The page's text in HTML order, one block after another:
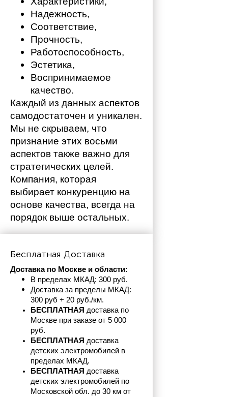
Надежность,
Соответствие,
Прочность,
Работоспособность,
Эстетика,
Воспринимаемое
качество.
Каждый из данных аспектов
самодостаточен и уникален.
Мы не скрываем, что
признание этих восьми
аспектов также важно для
стратегических целей.
Компания, которая
выбирает конкуренцию на
основе качества, всегда на
порядок выше остальных.
Бесплатная Доставка
Доставка по Москве и области:
В пределах МКАД: 300 руб.
Доставка за пределы МКАД:
300 руб + 20 руб./км.
БЕСПЛАТНАЯ доставка по
Москве при заказе от 5 000
руб.
БЕСПЛАТНАЯ доставка
детских электромобилей в
пределах МКАД.
БЕСПЛАТНАЯ доставка
детских электромобилей по
Московской обл. до 30 км от